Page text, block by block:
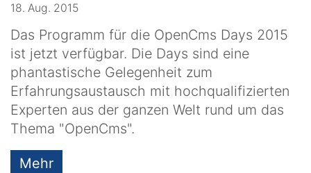
18. Aug. 2015
Das Programm für die OpenCms Days 2015
ist jetzt verfügbar. Die Days sind eine
phantastische Gelegenheit zum
Erfahrungsaustausch mit hochqualifizierten
Experten aus der ganzen Welt rund um das
Thema "OpenCms".
Mehr